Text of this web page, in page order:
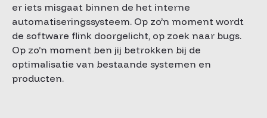
er iets misgaat binnen de het interne
automatiseringssysteem. Op zo’n moment wordt
de software flink doorgelicht, op zoek naar bugs.
Op zo’n moment ben jij betrokken bij de
optimalisatie van bestaande systemen en
producten.